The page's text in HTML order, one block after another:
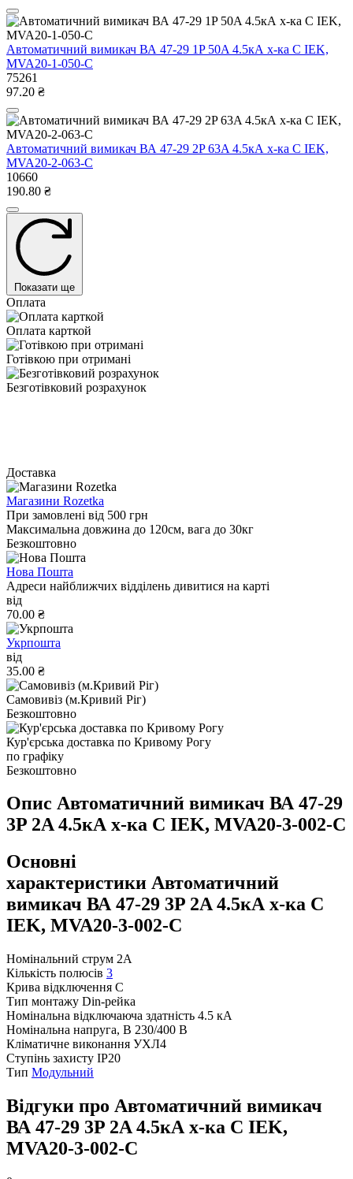
Автоматичний вимикач ВА 47-29 1P 50A 4.5кА х-ка C IEK,
MVA20-1-050-C
75261
97.20 ₴
Автоматичний вимикач ВА 47-29 2P 63A 4.5кА х-ка C IEK,
MVA20-2-063-C
10660
190.80 ₴
Показати ще
Оплата
Оплата карткой
Готівкою при отримані
Безготівковий розрахунок
Доставка
Магазини Rozetka
При замовлені від 500 грн
Максимальна довжина до 120см, вага до 30кг
Безкоштовно
Нова Пошта
Адреси найближчих відділень дивитися на карті
від
70.00 ₴
Укрпошта
від
35.00 ₴
Самовивіз (м.Кривий Ріг)
Безкоштовно
Кур'єрська доставка по Кривому Рогу
по графіку
Безкоштовно
Опис Автоматичний вимикач ВА 47-29
3P 2A 4.5кА х-ка C IEK, MVA20-3-002-C
Основні
характеристики Автоматичний
вимикач ВА 47-29 3P 2A 4.5кА х-ка C
IEK, MVA20-3-002-C
Номінальний струм 2A
Кількість полюсів 3
Крива відключення C
Тип монтажу Din-рейка
Номінальна відключаюча здатність 4.5 кА
Номінальна напруга, В 230/400 В
Кліматичне виконання УХЛ4
Ступінь захисту IP20
Тип Модульний
Відгуки про Автоматичний вимикач
ВА 47-29 3P 2A 4.5кА х-ка C IEK,
MVA20-3-002-C